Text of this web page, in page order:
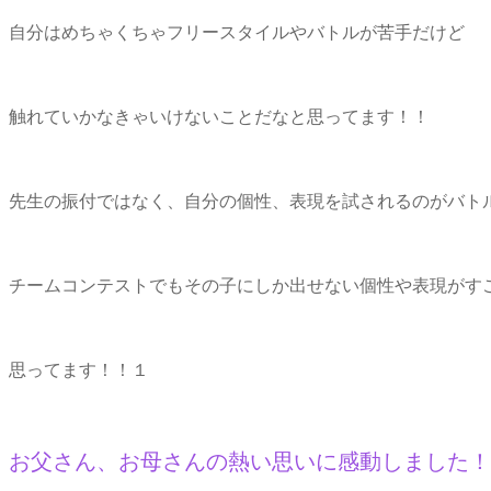
自分はめちゃくちゃフリースタイルやバトルが苦手だけど
触れていかなきゃいけないことだなと思ってます！！
先生の振付ではなく、自分の個性、表現を試されるのがバ
チームコンテストでもその子にしか出せない個性や表現が
思ってます！！１
お父さん、お母さんの熱い思いに感動しました！